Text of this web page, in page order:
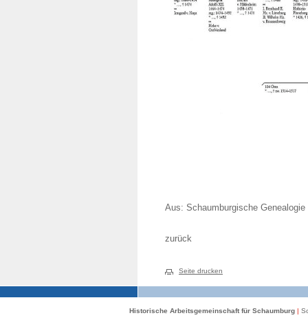
Aus: Schaumburgische
zurück
Seite drucken
Historische Arbeitsgemeinschaft für Schaumburg |